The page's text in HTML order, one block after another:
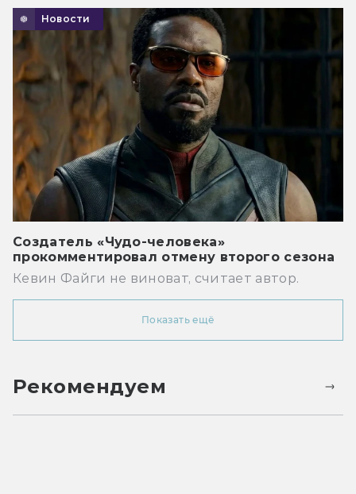
Новости
Создатель «Чудо-человека»
прокомментировал отмену второго сезона
Кевин Файги не виноват, считает автор.
Показать ещё
Рекомендуем